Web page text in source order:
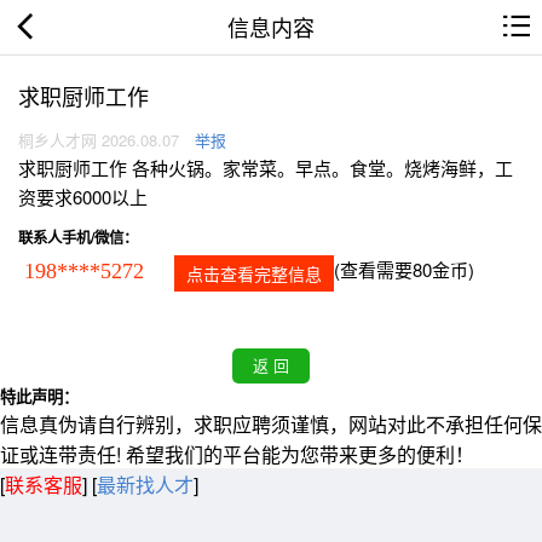
信息内容
求职厨师工作
桐乡人才网 2026.08.07 举报
求职厨师工作 各种火锅。家常菜。早点。食堂。烧烤海鲜，工
资要求6000以上
联系人手机/微信：
198****5272 点击查看完整信息 (查看需要80金币)
特此声明：
信息真伪请自行辨别，求职应聘须谨慎，网站对此不承担任何保
证或连带责任! 希望我们的平台能为您带来更多的便利！
[联系客服] [最新找人才]